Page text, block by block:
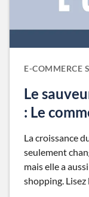
E-COMMERCE
Le
: Le
La croissance
seulement
mais elle a
shopping.